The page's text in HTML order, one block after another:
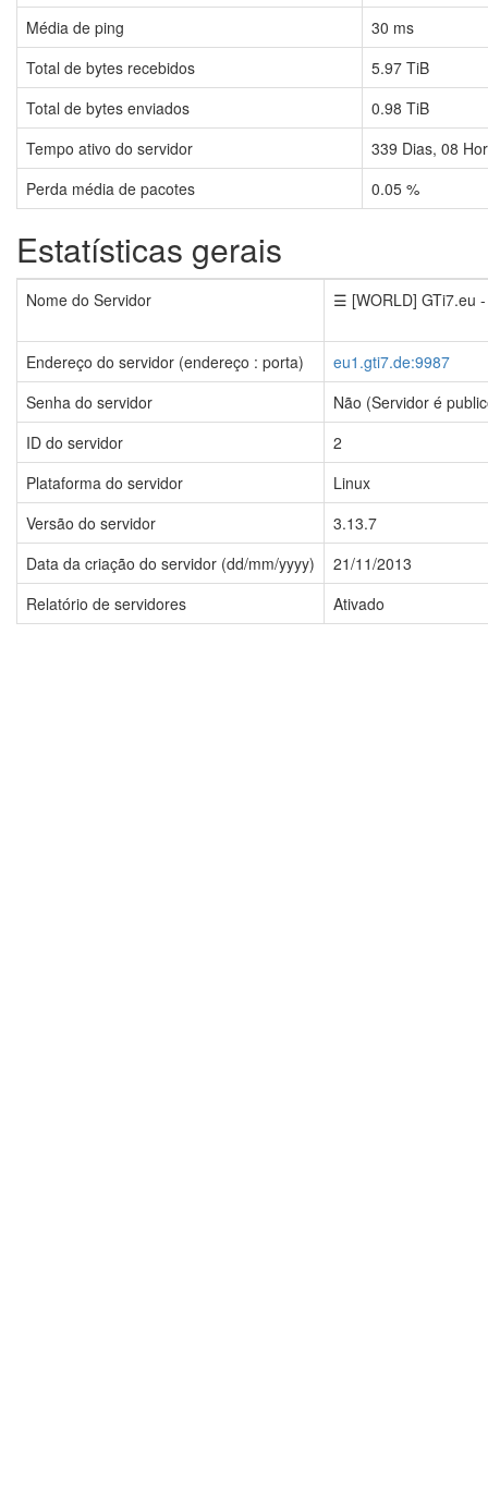
Média de ping
30 ms
Total de bytes recebidos
5.97 TiB
Total de bytes enviados
0.98 TiB
Tempo ativo do servidor
339 Dias, 08
Perda média de pacotes
0.05 %
Estatísticas gerais
Nome do Servidor ☰ [WORLD] GTi7.eu
Endereço do servidor (endereço : porta)
eu1.gti7.de:9987
Senha do servidor
Não (Servidor é
ID do servidor
2
Plataforma do servidor
Linux
Versão do servidor
3.13.7
Data da criação do servidor (dd/mm/yyyy)
21/11/2013
Relatório de servidores
Ativado